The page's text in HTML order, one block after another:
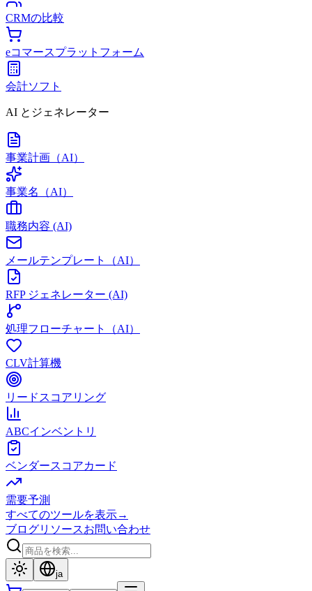
CRMの比較
eコマースプラットフォーム
会計ソフト
AI とジェネレーター
事業計画（AI）
事業名（AI）
職務内容 (AI)
メールテンプレート（AI）
RFP ジェネレーター (AI)
処理フローチャート（AI）
CLV計算機
リードスコアリング
ABCインベントリ
ベンダースコアカード
需要予測
すべてのツールを表示→
ブログリソースお問い合わせ
ja